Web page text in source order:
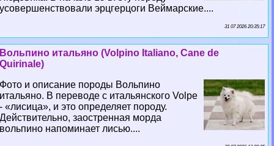
усовершенствовали эрцгерцоги Веймарские....
31 07 2026 20:35:17
Вольпино итальяно (Volpino Italiano, Cane de
Quirinale)
Фото и описание породы Вольпино
итальяно. В переводе с итальянского Volpe
- «лисица», и это определяет породу.
Действительно, заостренная морда
вольпино напоминает лисью....